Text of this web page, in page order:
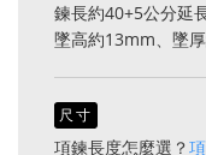
鍊長約40+5公分延
墜高約13mm、墜
尺寸
項鍊長度怎麼選？